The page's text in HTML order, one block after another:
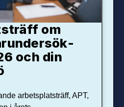
om
och din
arbetsplatsträff, APT,